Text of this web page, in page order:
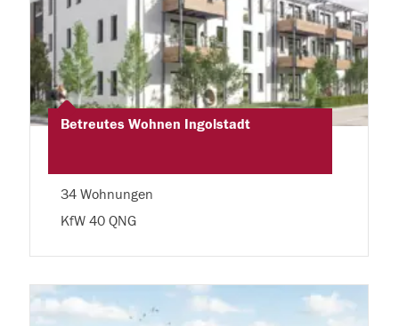
Betreutes Wohnen Ingolstadt
34 Wohnungen
KfW 40 QNG